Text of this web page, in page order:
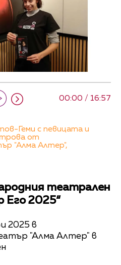
00:00 / 16:57
Геми с певицата и
от
"Алма Алтер",
театрален
Его 2025“
2025 в
"Алма Алтер" в